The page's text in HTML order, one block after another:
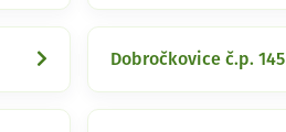
Dobročkovice č.p. 145